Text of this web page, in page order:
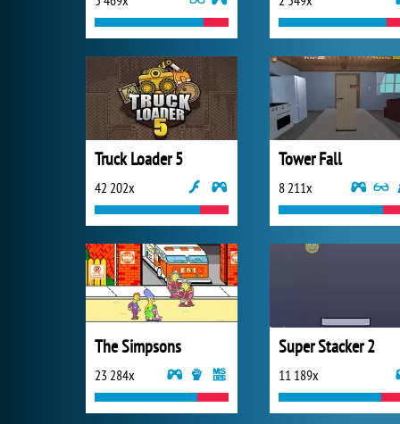
Truck Loader 5
42 202x
Tower Fall
8 211x
The Simpsons
23 284x
Super Stacker 2
11 189x